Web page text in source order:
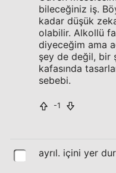
bileceğiniz iş.
kadar düşük
olabilir. Alkollü
diyeceğim ama
şey de değil, bir
kafasında
sebebi.
-1
ayrıl. içini yer